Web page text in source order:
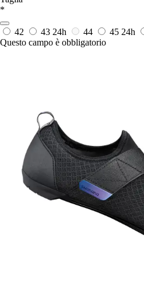
*
42 43 24h 44 45 24h
Questo campo è obbligatorio